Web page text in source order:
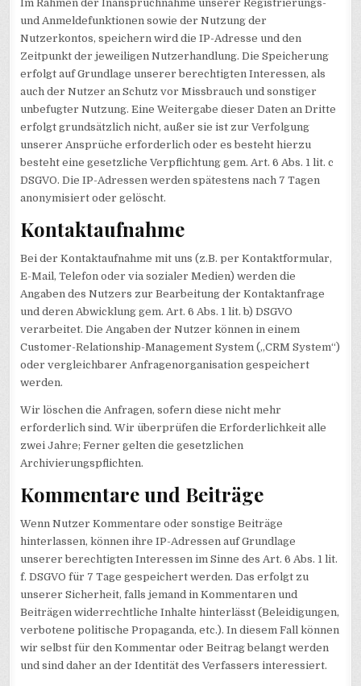
Im Rahmen der Inanspruchnahme unserer Registrierungs-
und Anmeldefunktionen sowie der Nutzung der
Nutzerkontos, speichern wird die IP-Adresse und den
Zeitpunkt der jeweiligen Nutzerhandlung. Die Speicherung
erfolgt auf Grundlage unserer berechtigten Interessen, als
auch der Nutzer an Schutz vor Missbrauch und sonstiger
unbefugter Nutzung. Eine Weitergabe dieser Daten an Dritte
erfolgt grundsätzlich nicht, außer sie ist zur Verfolgung
unserer Ansprüche erforderlich oder es besteht hierzu
besteht eine gesetzliche Verpflichtung gem. Art. 6 Abs. 1 lit. c
DSGVO. Die IP-Adressen werden spätestens nach 7 Tagen
anonymisiert oder gelöscht.
Kontaktaufnahme
Bei der Kontaktaufnahme mit uns (z.B. per Kontaktformular,
E-Mail, Telefon oder via sozialer Medien) werden die
Angaben des Nutzers zur Bearbeitung der Kontaktanfrage
und deren Abwicklung gem. Art. 6 Abs. 1 lit. b) DSGVO
verarbeitet. Die Angaben der Nutzer können in einem
Customer-Relationship-Management System („CRM System“)
oder vergleichbarer Anfragenorganisation gespeichert
werden.
Wir löschen die Anfragen, sofern diese nicht mehr
erforderlich sind. Wir überprüfen die Erforderlichkeit alle
zwei Jahre; Ferner gelten die gesetzlichen
Archivierungspflichten.
Kommentare und Beiträge
Wenn Nutzer Kommentare oder sonstige Beiträge
hinterlassen, können ihre IP-Adressen auf Grundlage
unserer berechtigten Interessen im Sinne des Art. 6 Abs. 1 lit.
f. DSGVO für 7 Tage gespeichert werden. Das erfolgt zu
unserer Sicherheit, falls jemand in Kommentaren und
Beiträgen widerrechtliche Inhalte hinterlässt (Beleidigungen,
verbotene politische Propaganda, etc.). In diesem Fall können
wir selbst für den Kommentar oder Beitrag belangt werden
und sind daher an der Identität des Verfassers interessiert.